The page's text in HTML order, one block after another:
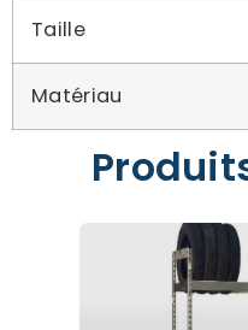
Taille
Matériau